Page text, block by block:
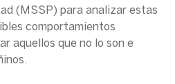
(MSSP) para analizar estas
comportamientos
aquellos que no lo son e